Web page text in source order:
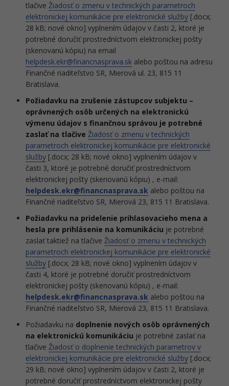
tlačive Žiadosť o zmenu v technických parametroch
elektronickej komunikácie pre elektronické služby [.docx;
28 kB; nové okno] vyplnením údajov v časti 2, ktoré je
potrebné doručiť prostredníctvom elektronickej pošty
(skenovanú kópiu) na email
helpdesk.ekr@financnasprava.sk alebo poštou na adresu
Finančné riaditeľstvo SR, Mierová ul. 23, 815 11
Bratislava.
Požiadavku na zrušenie zástupcov subjektu –
oprávnených osôb určených na elektronickú
výmenu údajov s finančnou správou je potrebné
zaslať na tlačive Žiadosť o zmenu v technických
parametroch elektronickej komunikácie pre elektronické
služby [.docx; 28 kB; nové okno] vyplnením údajov v
časti 3, ktoré je potrebné doručiť prostredníctvom
elektronickej pošty (skenovanú kópiu) , e-mail:
helpdesk.ekr@financnasprava.sk alebo poštou na
Finančné riaditeľstvo SR, Mierová 23, 815 11 Bratislava.
Požiadavku na pridelenie prihlasovacieho mena a
hesla pre prihlásenie na komunikáciu je potrebné
zaslať taktiež na tlačive Žiadosť o zmenu v technických
parametroch elektronickej komunikácie pre elektronické
služby [.docx; 28 kB; nové okno] vyplnením údajov v
časti 4, ktoré je potrebné doručiť prostredníctvom
elektronickej pošty (skenovanú kópiu) , e-mail:
helpdesk.ekr@financnasprava.sk alebo poštou na
Finančné riaditeľstvo SR, Mierová 23, 815 11 Bratislava.
Požiadavku na doplnenie nových osôb oprávnených
na elektronickú komunikáciu je potrebné zaslať na
tlačive Žiadosť o doplnenie technických parametrov v
elektronickej komunikácie pre elektronické služby [.docx;
29 kB; nové okno] vyplnením údajov v časti 2, ktoré je
potrebné doručiť prostredníctvom elektronickej pošty